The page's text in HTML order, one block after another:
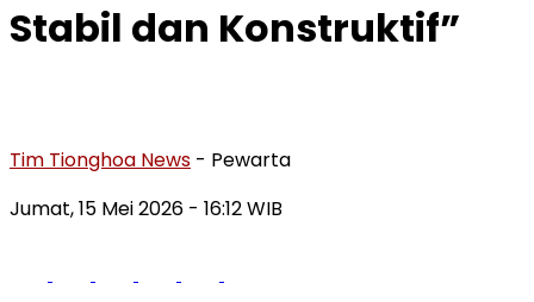
Stabil dan Konstruktif”
Tim Tionghoa News - Pewarta
Jumat, 15 Mei 2026 - 16:12 WIB